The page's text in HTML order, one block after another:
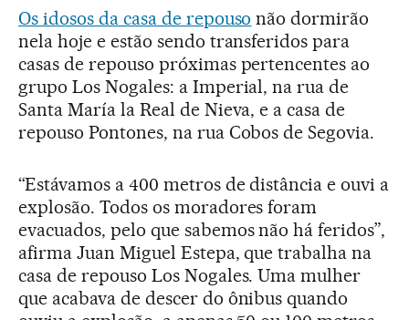
Os idosos da casa de repouso não dormirão
nela hoje e estão sendo transferidos para
casas de repouso próximas pertencentes ao
grupo Los Nogales: a Imperial, na rua de
Santa María la Real de Nieva, e a casa de
repouso Pontones, na rua Cobos de Segovia.
“Estávamos a 400 metros de distância e ouvi a
explosão. Todos os moradores foram
evacuados, pelo que sabemos não há feridos”,
afirma Juan Miguel Estepa, que trabalha na
casa de repouso Los Nogales. Uma mulher
que acabava de descer do ônibus quando